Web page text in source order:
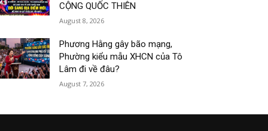
CỘNG QUỐC THIÊN
August 8, 2026
Phương Hằng gây bão mạng,
Phường kiểu mẫu XHCN của Tô
Lâm đi về đâu?
August 7, 2026